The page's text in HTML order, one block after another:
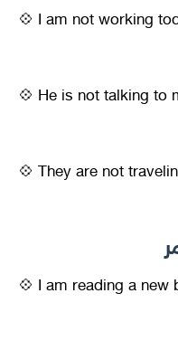
💠 I am not working
💠 He is not talking to
💠 They are not
💠 I am reading a new